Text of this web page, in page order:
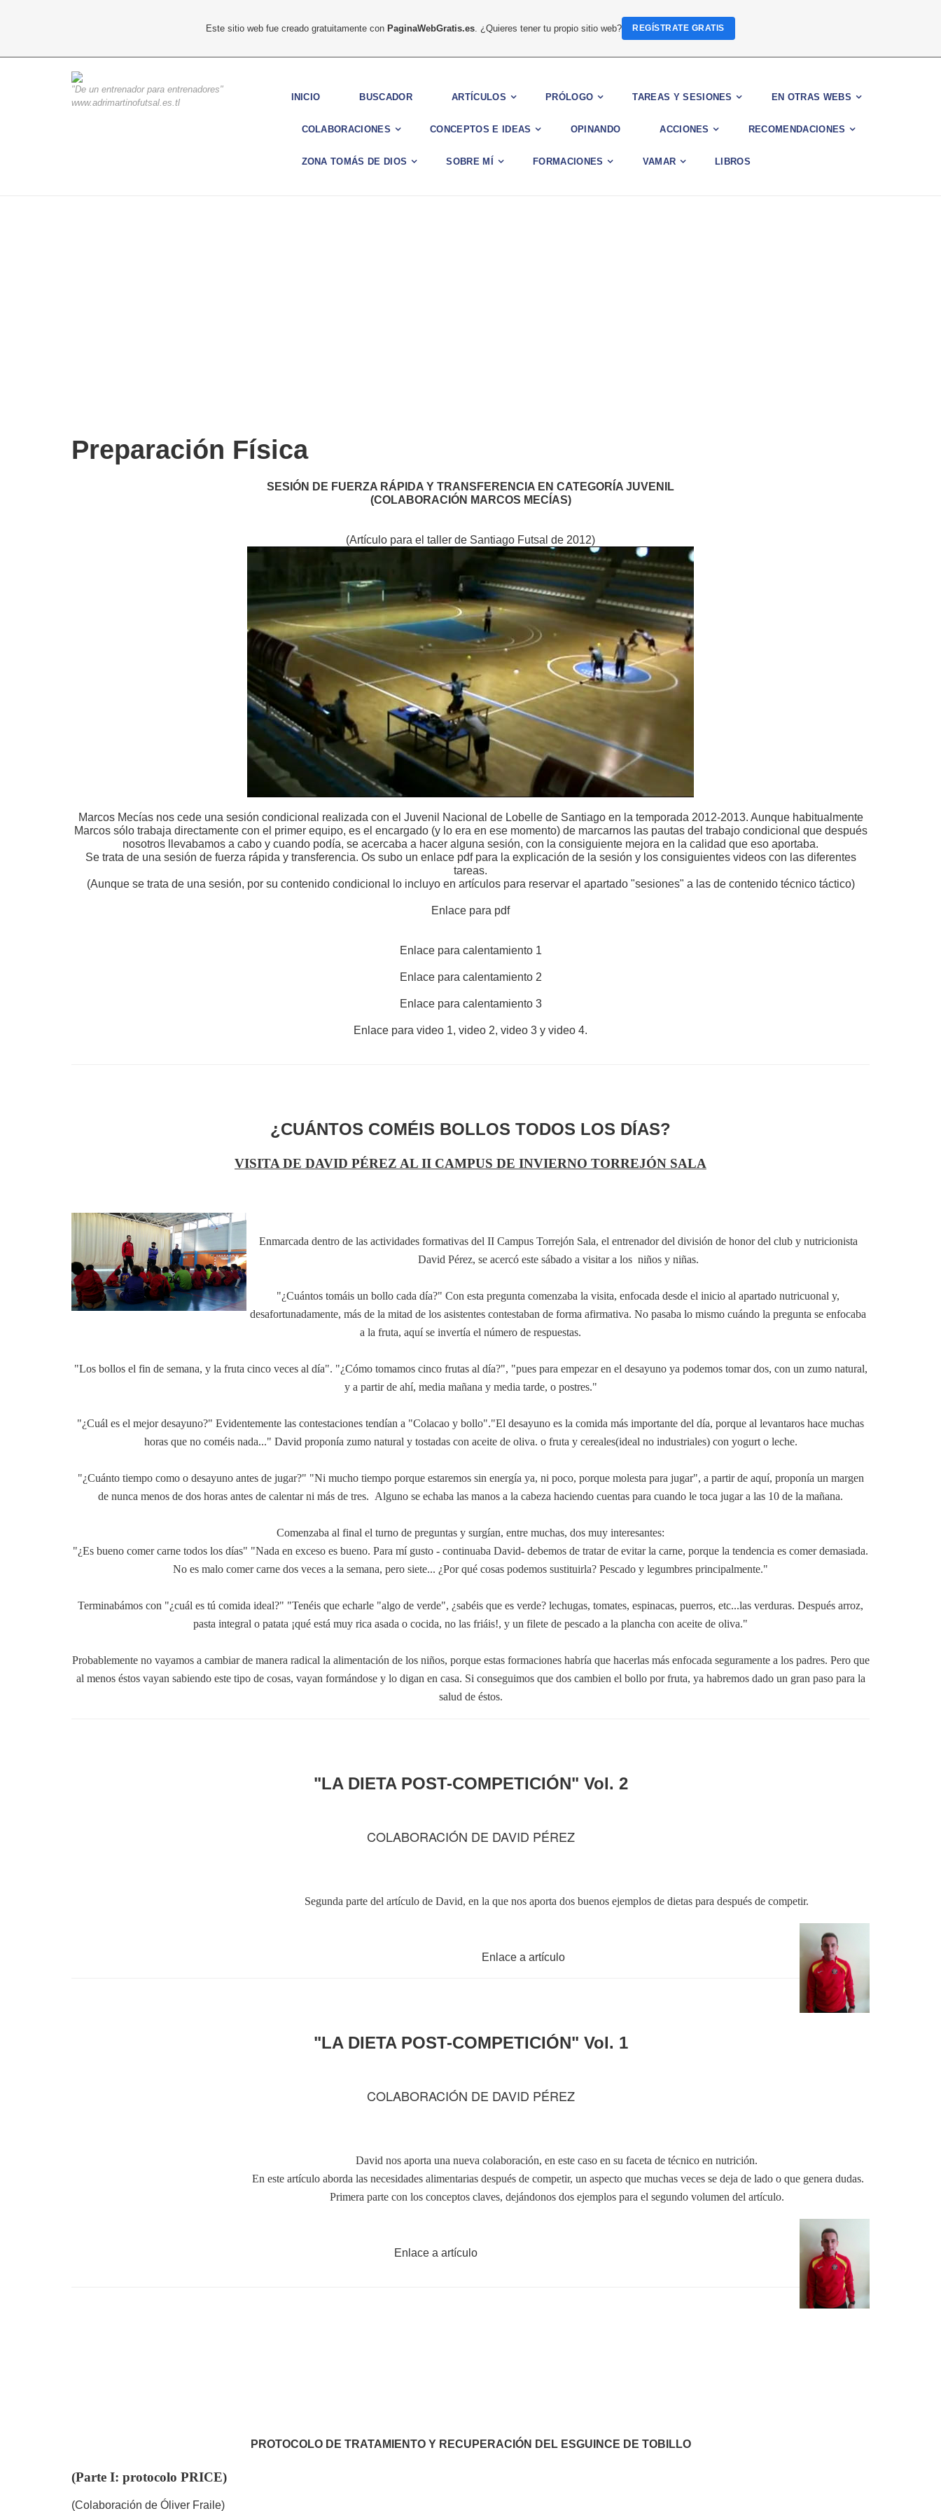
"De un entrenador para entrenadores"
www.adrimartinofutsal.es.tl
INICIO BUSCADOR ARTÍCULOS PRÓLOGO TAREAS Y SESIONES EN OTRAS WEBS
COLABORACIONES CONCEPTOS E IDEAS OPINANDO ACCIONES RECOMENDACIONES
ZONA TOMÁS DE DIOS SOBRE MÍ FORMACIONES VAMAR LIBROS
Preparación Física
SESIÓN DE FUERZA RÁPIDA Y TRANSFERENCIA EN CATEGORÍA JUVENIL
(COLABORACIÓN MARCOS MECÍAS)
(Artículo para el taller de Santiago Futsal de 2012)
Marcos Mecías nos cede una sesión condicional realizada con el Juvenil Nacional de Lobelle de Santiago en la temporada 2012-2013. Aunque habitualmente
Marcos sólo trabaja directamente con el primer equipo, es el encargado (y lo era en ese momento) de marcarnos las pautas del trabajo condicional que después
nosotros llevabamos a cabo y cuando podía, se acercaba a hacer alguna sesión, con la consiguiente mejora en la calidad que eso aportaba.
Se trata de una sesión de fuerza rápida y transferencia. Os subo un enlace pdf para la explicación de la sesión y los consiguientes videos con las diferentes
tareas.
(Aunque se trata de una sesión, por su contenido condicional lo incluyo en artículos para reservar el apartado "sesiones" a las de contenido técnico táctico)
Enlace para pdf
Enlace para calentamiento 1
Enlace para calentamiento 2
Enlace para calentamiento 3
Enlace para video 1, video 2, video 3 y video 4.
¿CUÁNTOS COMÉIS BOLLOS TODOS LOS DÍAS?
VISITA DE DAVID PÉREZ AL II CAMPUS DE INVIERNO TORREJÓN SALA
Enmarcada dentro de las actividades formativas del II Campus Torrejón Sala, el entrenador del división de honor del club y nutricionista
David Pérez, se acercó este sábado a visitar a los niños y niñas.
"¿Cuántos tomáis un bollo cada día?" Con esta pregunta comenzaba la visita, enfocada desde el inicio al apartado nutricuonal y,
desafortunadamente, más de la mitad de los asistentes contestaban de forma afirmativa. No pasaba lo mismo cuándo la pregunta se enfocaba
a la fruta, aquí se invertía el número de respuestas.
"Los bollos el fin de semana, y la fruta cinco veces al día". "¿Cómo tomamos cinco frutas al día?", "pues para empezar en el desayuno ya podemos tomar dos, con un zumo natural,
y a partir de ahí, media mañana y media tarde, o postres."
"¿Cuál es el mejor desayuno?" Evidentemente las contestaciones tendían a "Colacao y bollo"."El desayuno es la comida más importante del día, porque al levantaros hace muchas
horas que no coméis nada..." David proponía zumo natural y tostadas con aceite de oliva. o fruta y cereales(ideal no industriales) con yogurt o leche.
"¿Cuánto tiempo como o desayuno antes de jugar?" "Ni mucho tiempo porque estaremos sin energía ya, ni poco, porque molesta para jugar", a partir de aquí, proponía un margen
de nunca menos de dos horas antes de calentar ni más de tres. Alguno se echaba las manos a la cabeza haciendo cuentas para cuando le toca jugar a las 10 de la mañana.
Comenzaba al final el turno de preguntas y surgían, entre muchas, dos muy interesantes:
"¿Es bueno comer carne todos los días" "Nada en exceso es bueno. Para mí gusto - continuaba David- debemos de tratar de evitar la carne, porque la tendencia es comer demasiada.
No es malo comer carne dos veces a la semana, pero siete... ¿Por qué cosas podemos sustituirla? Pescado y legumbres principalmente."
Terminabámos con "¿cuál es tú comida ideal?" "Tenéis que echarle "algo de verde", ¿sabéis que es verde? lechugas, tomates, espinacas, puerros, etc...las verduras. Después arroz,
pasta integral o patata ¡qué está muy rica asada o cocida, no las friáis!, y un filete de pescado a la plancha con aceite de oliva."
Probablemente no vayamos a cambiar de manera radical la alimentación de los niños, porque estas formaciones habría que hacerlas más enfocada seguramente a los padres. Pero que
al menos éstos vayan sabiendo este tipo de cosas, vayan formándose y lo digan en casa. Si conseguimos que dos cambien el bollo por fruta, ya habremos dado un gran paso para la
salud de éstos.
"LA DIETA POST-COMPETICIÓN" Vol. 2
COLABORACIÓN DE DAVID PÉREZ
Segunda parte del artículo de David, en la que nos aporta dos buenos ejemplos de dietas para después de competir.
Enlace a artículo
"LA DIETA POST-COMPETICIÓN" Vol. 1
COLABORACIÓN DE DAVID PÉREZ
David nos aporta una nueva colaboración, en este caso en su faceta de técnico en nutrición.
En este artículo aborda las necesidades alimentarias después de competir, un aspecto que muchas veces se deja de lado o que genera dudas.
Primera parte con los conceptos claves, dejándonos dos ejemplos para el segundo volumen del artículo.
Enlace a artículo
PROTOCOLO DE TRATAMIENTO Y RECUPERACIÓN DEL ESGUINCE DE TOBILLO
(Parte I: protocolo PRICE)
(Colaboración de Óliver Fraile)
Este sitio web fue creado gratuitamente conPaginaWebGratis.es . ¿Quieres tener tu propio sitio web? REGÍSTRATE GRATIS